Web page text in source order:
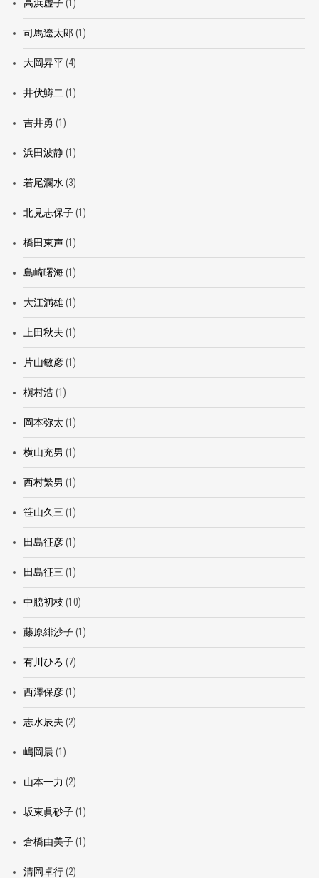
高浜虚子(1)
司馬遼太郎 (1)
大岡昇平(4)
井伏鱒二 (1)
吉井勇 (1)
浜田波静(1)
若尾瀾水 (3)
北見志保子(1)
橋田東声(1)
島崎曙海(1)
大江満雄(1)
上田秋夫 (1)
片山敏彦(1)
槇村浩(1)
岡本弥太 (1)
横山充男 (1)
西村繁男 (1)
笹山久三 (1)
田島征彦(1)
田島征三 (1)
中脇初枝 (10)
藤原緋沙子(1)
有川ひろ (7)
西澤保彦(1)
志水辰夫 (2)
嶋岡晨 (1)
山本一力 (2)
坂東眞砂子(1)
倉橋由美子(1)
清岡卓行(2)